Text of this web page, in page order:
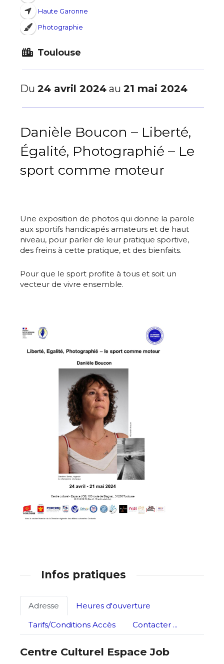
* Champ obligatoire
Adresse email*
Prénom
Statut / Organisation
Haute Garonne
Photographie
Toulouse
Du 24 avril 2024 au 21 mai 2024
Danièle Boucon – Liberté,
Égalité, Photographié – Le
sport comme moteur
Une exposition de photos qui donne la parole
aux sportifs handicapés amateurs et de haut
niveau, pour parler de leur pratique sportive,
des freins à cette pratique, et des bienfaits.
Pour que le sport profite à tous et soit un
vecteur de vivre ensemble.
Infos pratiques
Adresse
Heures d'ouverture
Tarifs/Conditions Accès
Contacter ...
Centre Culturel Espace Job